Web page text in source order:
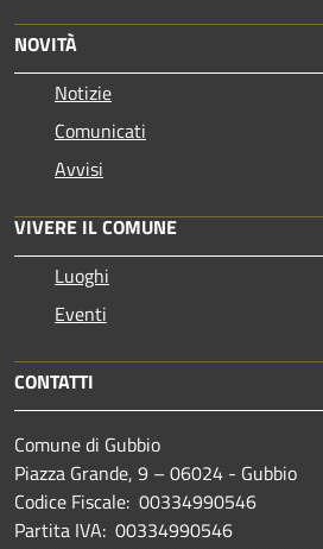
NOVITÀ
Notizie
Comunicati
Avvisi
VIVERE IL COMUNE
Luoghi
Eventi
CONTATTI
Comune di Gubbio
Piazza Grande, 9 – 06024 - Gubbio
Codice Fiscale: 00334990546
Partita IVA: 00334990546